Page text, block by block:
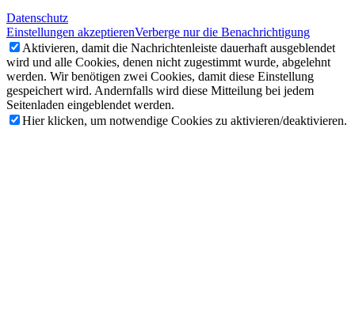
Datenschutz
Einstellungen akzeptierenVerberge nur die Benachrichtigung
Aktivieren, damit die Nachrichtenleiste dauerhaft ausgeblendet
wird und alle Cookies, denen nicht zugestimmt wurde, abgelehnt
werden. Wir benötigen zwei Cookies, damit diese Einstellung
gespeichert wird. Andernfalls wird diese Mitteilung bei jedem
Seitenladen eingeblendet werden.
Hier klicken, um notwendige Cookies zu aktivieren/deaktivieren.